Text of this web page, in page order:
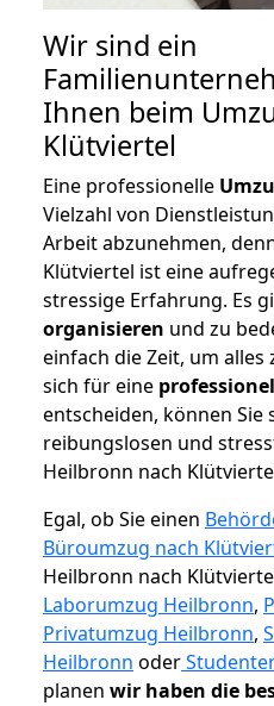
Wir sind ein
Ihnen beim
Klütviertel
Eine professionelle
Vielzahl von
Arbeit abzunehmen,
Klütviertel ist eine
stressige Erfahrung. Es
organisieren und zu
einfach die Zeit, um alles
sich für eine
entscheiden, können Sie
reibungslosen und
Heilbronn nach
Egal, ob Sie einen
Büroumzug nach
Heilbronn nach
Laborumzug Heilbronn,
Privatumzug Heilbronn,
Heilbronn oder
planen wir haben die